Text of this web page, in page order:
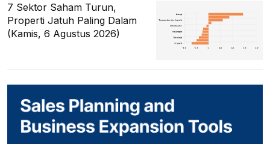
7 Sektor Saham Turun,
Properti Jatuh Paling Dalam
(Kamis, 6 Agustus 2026)